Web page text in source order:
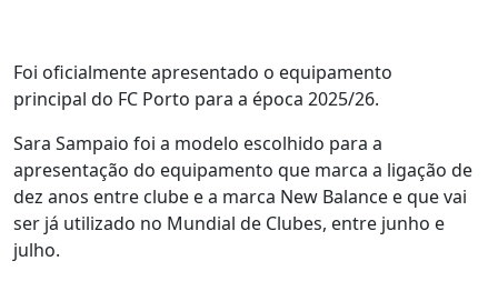
Foi oficialmente apresentado o equipamento
principal do FC Porto para a época 2025/26.
Sara Sampaio foi a modelo escolhido para a
apresentação do equipamento que marca a ligação de
dez anos entre clube e a marca New Balance e que vai
ser já utilizado no Mundial de Clubes, entre junho e
julho.